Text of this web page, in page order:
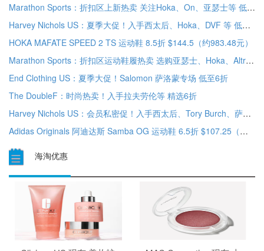
Marathon Sports：折扣区上新热卖 关注Hoka、On、亚瑟士等 低至5折
Harvey Nichols US：夏季大促！入手西太后、Hoka、DVF 等 低至3折
HOKA MAFATE SPEED 2 TS 运动鞋 8.5折 $144.5（约983.48元）
Marathon Sports：折扣区运动鞋履热卖 选购亚瑟士、Hoka、Altra等 低至5折
End Clothing US：夏季大促！Salomon 萨洛蒙专场 低至6折
The DoubleF：时尚热卖！入手拉夫劳伦等 精选6折
Harvey Nichols US：会员私密促！入手西太后、Tory Burch、萨洛蒙等 时尚低至6折
Adidas Originals 阿迪达斯 Samba OG 运动鞋 6.5折 $107.25（约730.97元）
海淘优惠